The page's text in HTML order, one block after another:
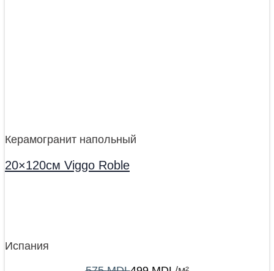
Керамогранит напольный
20×120см Viggo Roble
Испания